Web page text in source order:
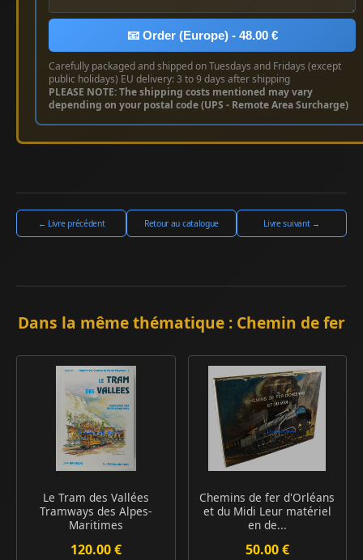
📧 Order (Europe) - 48.00 €
Carefully packaged and shipped on Tuesdays and Fridays (except
public holidays) EU delivery: 3 to 9 days after shipping
PLEASE NOTE: The shipping costs mentioned may vary
depending on your postal code (UPS - Remote Area Surcharge)
← Livre précédent Retour au catalogue Livre suivant →
Dans la même thématique : Chemin de fer
Le Tram des Vallées
Tramways des Alpes-
Maritimes
120.00 €
Chemins de fer d'Orléans
et du Midi Leur matériel
en de...
50.00 €